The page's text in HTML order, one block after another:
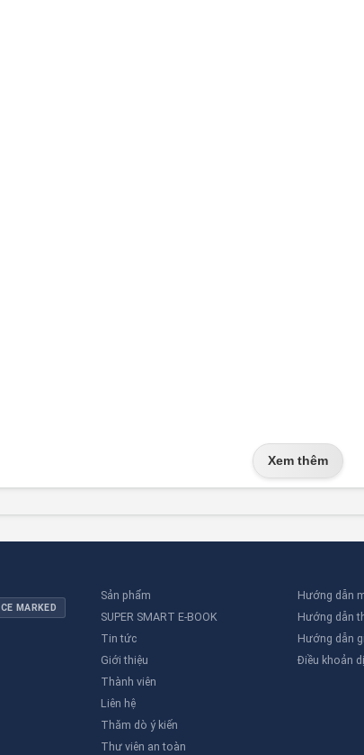
Xem thêm
CE MARKED
Sản phẩm
SUPER SMART E-BOOK
Tin tức
Giới thiệu
Thành viên
Liên hệ
Thăm dò ý kiến
Thư viên an toàn
Hướng dẫn
Hướng dẫn
Hướng dẫn
Điều khoản